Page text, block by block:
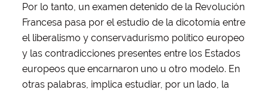
Por lo tanto, un examen detenido de la Revolución
Francesa pasa por el estudio de la dicotomía entre
el liberalismo y conservadurismo político europeo
y las contradicciones presentes entre los Estados
europeos que encarnaron uno u otro modelo. En
otras palabras, implica estudiar, por un lado, la